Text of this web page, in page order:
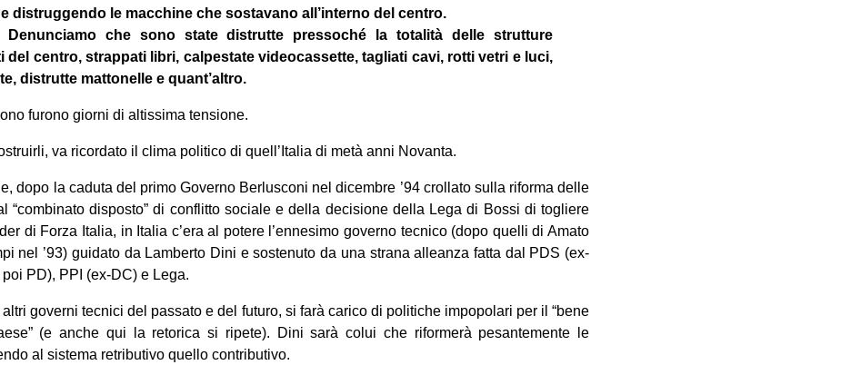
distruggendo le macchine che sostavano all’interno del centro.
Denunciamo che sono state distrutte pressoché la totalità delle strutture
del centro, strappati libri, calpestate videocassette, tagliati cavi, rotti vetri e luci,
distrutte mattonelle e quant’altro.
furono giorni di altissima tensione.
va ricordato il clima politico di quell’Italia di metà anni Novanta.
dopo la caduta del primo Governo Berlusconi nel dicembre ’94 crollato sulla riforma delle
“combinato disposto” di conflitto sociale e della decisione della Lega di Bossi di togliere
di Forza Italia, in Italia c’era al potere l’ennesimo governo tecnico (dopo quelli di Amato
nel ’93) guidato da Lamberto Dini e sostenuto da una strana alleanza fatta dal PDS (ex-
PD), PPI (ex-DC) e Lega.
governi tecnici del passato e del futuro, si farà carico di politiche impopolari per il “bene
(e anche qui la retorica si ripete). Dini sarà colui che riformerà pesantemente le
al sistema retributivo quello contributivo.